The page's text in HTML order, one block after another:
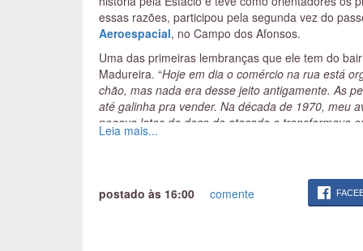
essas razões, participou pela segunda vez do
Aeroespacial, no Campo dos Afonsos.
Uma das primeiras lembranças que ele tem do
Madureira. “Hoje em dia o comércio na rua está
chão, mas nada era desse jeito antigamente. As
até galinha pra vender. Na década de 1970, meu
pegava latas de doce do atacado e transformava
laranjas do quintal dela, e lembro bem que esse
segurança do trabalho. A entrada no curso da
conceitos que tinha sobre religião, feminismo e
Educandário São Jerônimo, em Bento Ribeiro, e
Leia mais...
postado às 16:00 comente